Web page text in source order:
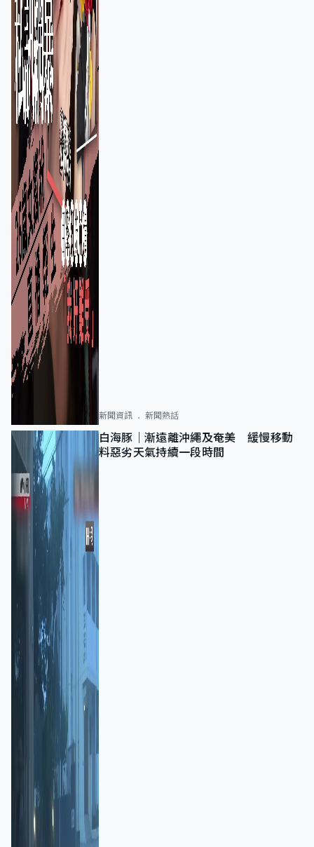
新聞資訊 新聞熱話
白海豚｜漸遠離沖繩及奄美 緩慢移動
料惡劣天氣持續一段時間